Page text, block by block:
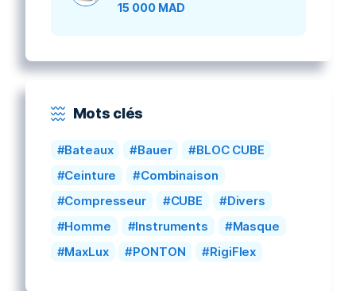
15 000 MAD
Mots clés
Bateaux Bauer
BLOC CUBE
Ceinture
Combinaison
Compresseur
CUBE
Divers
Homme
Instruments
Masque
MaxLux
PONTON RigiFlex